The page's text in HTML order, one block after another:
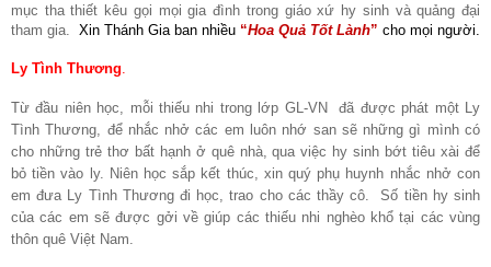
mục tha thiết kêu gọi mọi gia đình trong giáo xứ hy sinh và quảng đại
tham gia.
Xin Thánh Gia ban nhiều “Hoa Quả Tốt Lành” cho mọi người.
Ly Tình Thương
Từ đầu niên học, mỗi thiếu nhi trong lớp GL-VN đã được phát một Ly
Tình Thương, để nhắc nhở các em luôn nhớ san sẽ những gì mình có
cho những trẻ thơ bất hạnh ở quê nhà, qua việc hy sinh bớt tiêu xài để
bỏ tiền vào ly. Niên học sắp kết thúc, xin quý phụ huynh nhắc nhở con
em đưa Ly Tình Thương đi học, trao cho các thầy cô. Số tiền hy sinh
của các em sẽ được gởi về giúp các thiếu nhi nghèo khổ tại các vùng
thôn quê Việt Nam.